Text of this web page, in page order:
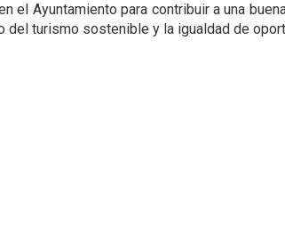
Ayuntamiento para contribuir a una
turismo sostenible y la igualdad de